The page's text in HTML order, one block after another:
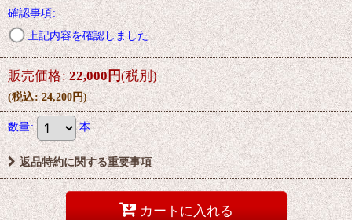
確認事項:
上記内容を確認しました
販売価格: 22,000円(税別)
(税込: 24,200円)
数量: 本
返品特約に関する重要事項
カートに入れる